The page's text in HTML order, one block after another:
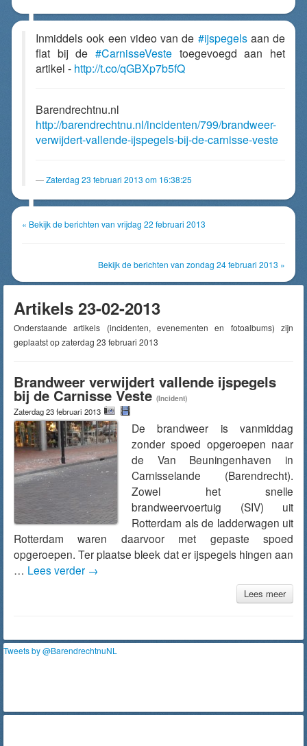
Inmiddels ook een video van de #ijspegelsaan de
flat bij de #CarnisseVeste toegevoegd aan het
artikel - http://t.co/qGBXp7b5fQ
Barendrechtnu.nl
http://barendrechtnu.nl/incidenten/799/brandweer-
verwijdert-vallende-ijspegels-bij-de-carnisse-veste
Zaterdag 23 februari 2013 om 16:38:25
« Bekijk de berichten van vrijdag 22 februari 2013
Bekijk de berichten van zondag 24 februari 2013 »
Artikels 23-02-2013
Onderstaande artikels (incidenten, evenementen en fotoalbums) zijn
geplaatst op zaterdag 23 februari 2013
Brandweer verwijdert vallende ijspegels
bij de Carnisse Veste (Incident)
Zaterdag 23 februari 2013
De brandweer is vanmiddag
zonder spoed opgeroepen naar
de Van Beuningenhaven in
Carnisselande (Barendrecht).
Zowel het snelle
brandweervoertuig (SIV) uit
Rotterdam als de ladderwagen uit
Rotterdam waren daarvoor met gepaste spoed
opgeroepen. Ter plaatse bleek dat er ijspegels hingen aan
… Lees verder →
Lees meer
Tweets by @BarendrechtnuNL